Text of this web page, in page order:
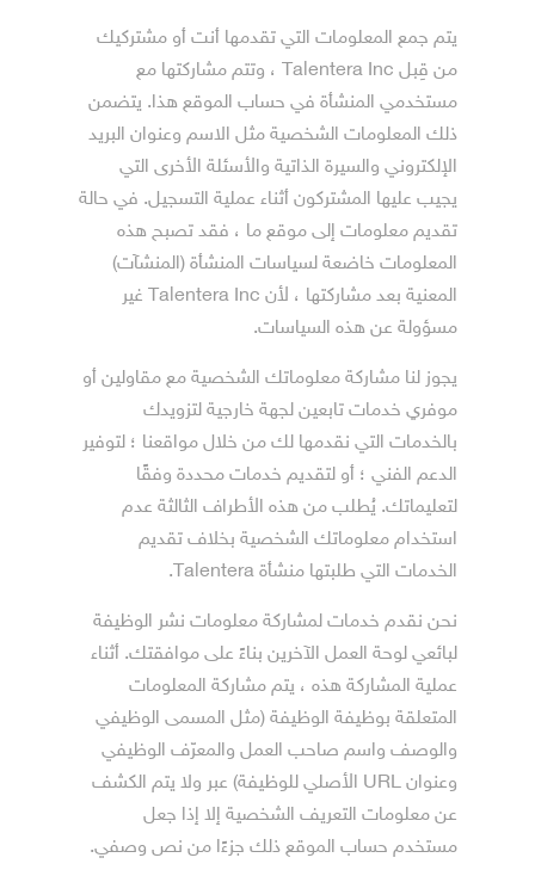
يتم جمع المعلومات التي تقدمها أنت أو مشتركيك
من قِبل Talentera Inc ، وتتم مشاركتها مع
مستخدمي المنشأة في حساب الموقع هذا. يتضمن
ذلك المعلومات الشخصية مثل الاسم وعنوان البريد
الإلكتروني والسيرة الذاتية والأسئلة الأخرى التي
يجيب عليها المشتركون أثناء عملية التسجيل. في حالة
تقديم معلومات إلى موقع ما ، فقد تصبح هذه
المعلومات خاضعة لسياسات المنشأة (المنشآت‎)
المعنية بعد مشاركتها ، لأن Talentera Inc غير
مسؤولة عن هذه السياسات.
يجوز لنا مشاركة معلوماتك الشخصية مع مقاولين أو
موفري خدمات تابعين لجهة خارجية لتزويدك
بالخدمات التي نقدمها لك من خلال مواقعنا ؛ لتوفير
الدعم الفني ؛ أو لتقديم خدمات محددة وفقًا
لتعليماتك. يُطلب من هذه الأطراف الثالثة عدم
استخدام معلوماتك الشخصية بخلاف تقديم
الخدمات التي طلبتها منشأة Talentera.
نحن نقدم خدمات لمشاركة معلومات نشر الوظيفة
لبائعي لوحة العمل الآخرين بناءً على موافقتك. أثناء
عملية المشاركة هذه ، يتم مشاركة المعلومات
المتعلقة بوظيفة الوظيفة (مثل المسمى الوظيفي
والوصف واسم صاحب العمل والمعرّف الوظيفي
وعنوان URL الأصلي للوظيفة) عبر ولا يتم الكشف
عن معلومات التعريف الشخصية إلا إذا جعل
مستخدم حساب الموقع ذلك جزءًا من نص وصفي.